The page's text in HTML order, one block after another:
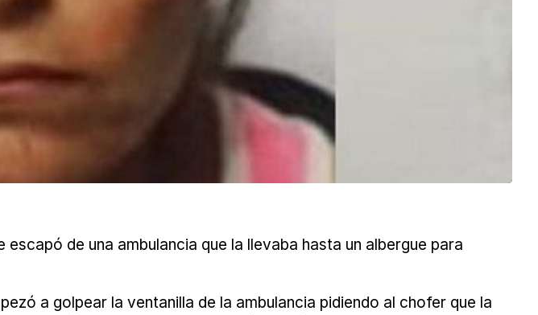
de una ambulancia que la llevaba hasta un albergue para
a golpear la ventanilla de la ambulancia pidiendo al chofer que la